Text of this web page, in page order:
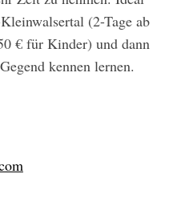
(2-Tage ab
€ für Kinder) und dann
kennen lernen.